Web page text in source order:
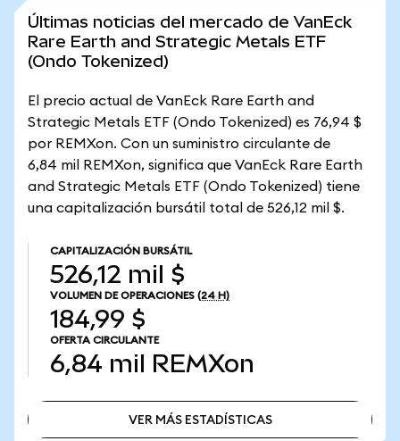
Últimas noticias del mercado de VanEck
Rare Earth and Strategic Metals ETF
(Ondo Tokenized)
El precio actual de VanEck Rare Earth and
Strategic Metals ETF (Ondo Tokenized) es 76,94 $
por REMXon. Con un suministro circulante de
6,84 mil REMXon, significa que VanEck Rare Earth
and Strategic Metals ETF (Ondo Tokenized) tiene
una capitalización bursátil total de 526,12 mil $.
CAPITALIZACIÓN BURSÁTIL
526,12 mil $
VOLUMEN DE OPERACIONES (24 H)
184,99 $
OFERTA CIRCULANTE
6,84 mil REMXon
VER MÁS ESTADÍSTICAS